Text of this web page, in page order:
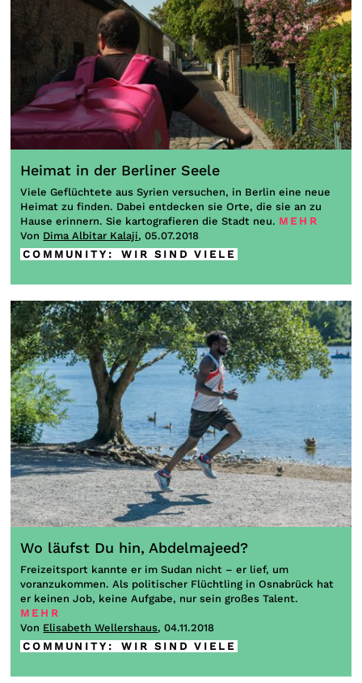
Heimat in der Berliner Seele
Viele Geflüchtete aus Syrien versuchen, in Berlin eine neue
Heimat zu finden. Dabei entdecken sie Orte, die sie an zu
Hause erinnern. Sie kartografieren die Stadt neu. MEHR
Von Dima Albitar Kalaji, 05.07.2018
COMMUNITY : WIR SIND VIELE
Wo läufst Du hin, Abdelmajeed?
Freizeitsport kannte er im Sudan nicht – er lief, um
voranzukommen. Als politischer Flüchtling in Osnabrück hat
er keinen Job, keine Aufgabe, nur sein großes Talent.
MEHR
Von Elisabeth Wellershaus, 04.11.2018
COMMUNITY : WIR SIND VIELE